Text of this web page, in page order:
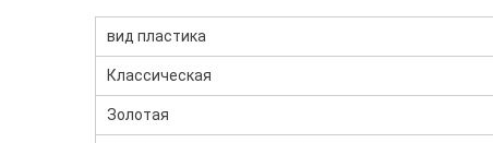
вид пластика
Классическая
Золотая